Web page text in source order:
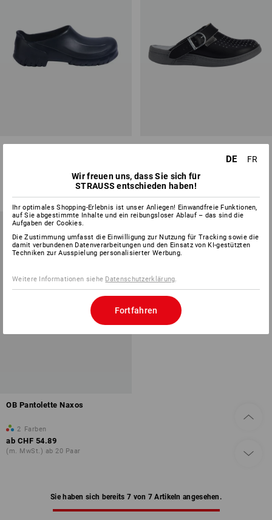
2 Farben
ab CHF 44.89
OB Pantolette Naxos
2 Farben
ab CHF 54.89
(m. MwSt.) ab 20 Paar
Sie haben sich bereits 7 von 7 Artikeln angesehen.
DE
FR
Wir freuen uns, dass Sie sich für
STRAUSS entschieden haben!
Ihr optimales Shopping-Erlebnis ist unser Anliegen! Einwandfreie Funktionen,
auf Sie abgestimmte Inhalte und ein reibungsloser Ablauf – das sind die
Aufgaben der Cookies.
Die Zustimmung umfasst die Einwilligung zur Nutzung für Tracking sowie die
damit verbundenen Datenverarbeitungen und den Einsatz von KI-gestützten
Techniken zur Ausspielung personalisierter Werbung.
Weitere Informationen siehe Datenschutzerklärung
Fortfahren